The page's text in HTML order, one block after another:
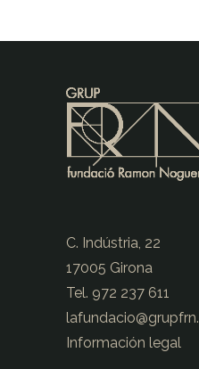
C. Indústria, 22
17005 Girona
Tel. 972 237 611
lafundacio@
Información legal